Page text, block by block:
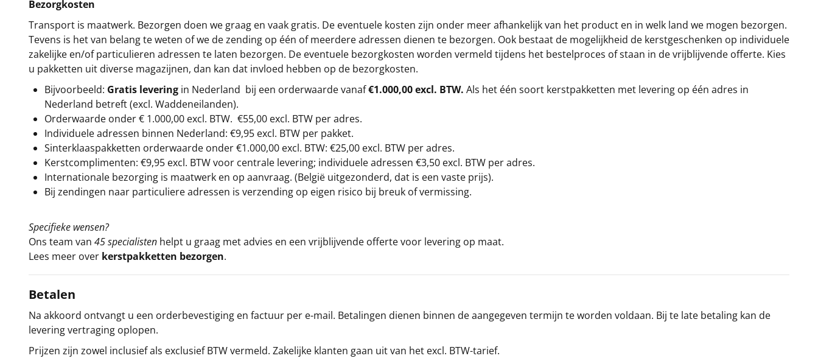
Bezorgkosten
Transport is maatwerk. Bezorgen doen we graag en vaak gratis. De eventuele kosten zijn onder meer afhankelijk van het product en in welk land we mogen bezorgen.
Tevens is het van belang te weten of we de zending op één of meerdere adressen dienen te bezorgen. Ook bestaat de mogelijkheid de kerstgeschenken op individuele
zakelijke en/of particulieren adressen te laten bezorgen. De eventuele bezorgkosten worden vermeld tijdens het bestelproces of staan in de vrijblijvende offerte. Kies
u pakketten uit diverse magazijnen, dan kan dat invloed hebben op de bezorgkosten.
Bijvoorbeeld: Gratis levering in Nederland bij een orderwaarde vanaf€1.000,00 excl. BTW. Als het één soort kerstpakketten met levering op één adres in
Nederland betreft (excl. Waddeneilanden).
Orderwaarde onder € 1.000,00 excl. BTW. €55,00 excl. BTW per adres.
Individuele adressen binnen Nederland: €9,95 excl. BTW per pakket.
Sinterklaaspakketten orderwaarde onder €1.000,00 excl. BTW: €25,00 excl. BTW per adres.
Kerstcomplimenten: €9,95 excl. BTW voor centrale levering; individuele adressen €3,50 excl. BTW per adres.
Internationale bezorging is maatwerk en op aanvraag. (België uitgezonderd, dat is een vaste prijs).
Bij zendingen naar particuliere adressen is verzending op eigen risico bij breuk of vermissing.
Specifieke wensen?
Ons team van 45 specialisten helpt u graag met advies en een vrijblijvende offerte voor levering op maat.
Lees meer over kerstpakketten bezorgen.
Betalen
Na akkoord ontvangt u een orderbevestiging en factuur per e-mail. Betalingen dienen binnen de aangegeven termijn te worden voldaan. Bij te late betaling kan de
levering vertraging oplopen.
Prijzen zijn zowel inclusief als exclusief BTW vermeld. Zakelijke klanten gaan uit van het excl. BTW-tarief.